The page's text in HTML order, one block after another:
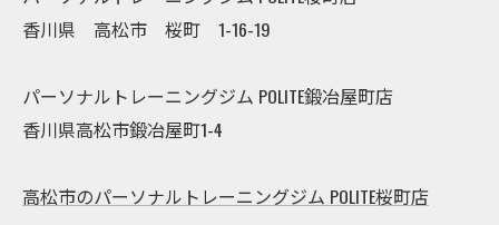
香川県 高松市 桜町 1-16-19
パーソナルトレーニングジム POLITE鍛冶屋町店
香川県高松市鍛冶屋町1-4
高松市のパーソナルトレーニングジム POLITE桜町店